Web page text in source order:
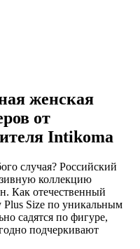
женская
от
Intikoma
случая? Российский
коллекцию
Как отечественный
Plus Size по уникальным
садятся по фигуре,
подчеркивают